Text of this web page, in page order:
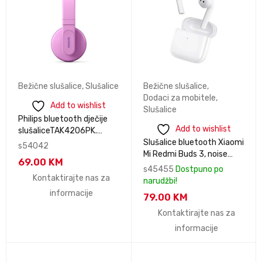
Bežične slušalice,Slušalice
Add to wishlist
Philips bluetooth dječije
slušaliceTAK4206PK.
domet do 10m. boja pink
s54042
69.00 KM
Kontaktirajte nas za
informacije
Bežične slušalice,
Dodaci za mobitele,
Slušalice
Add to wishlist
Slušalice bluetooth Xiaomi
Mi Redmi Buds 3, noise
cancellation, IP54 zaštita
BHR5174GL
s45455 Dostpuno po
narudžbi!
79.00 KM
Kontaktirajte nas za
informacije